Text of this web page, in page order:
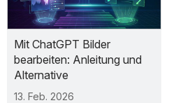
Mit ChatGPT Bilder
bearbeiten: Anleitung und
Alternative
13. Feb. 2026